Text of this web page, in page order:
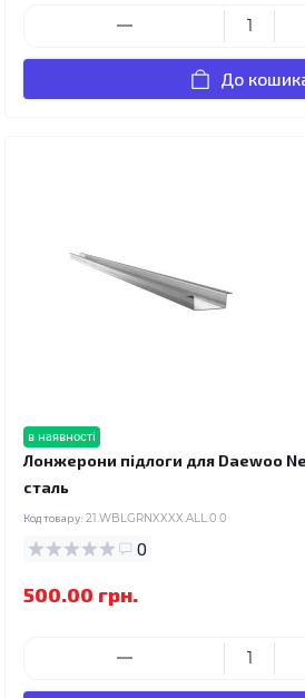
До
в наявності
Лонжерони підлоги для Daewoo
сталь
Код товару: 21.WBLGRNXXXX.ALL.0.0
0
500.00 грн.